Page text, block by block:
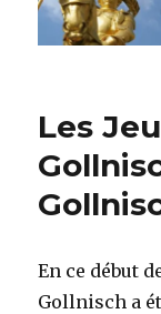
Les
En ce début
Gollnisch a